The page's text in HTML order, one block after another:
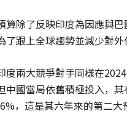
算除了反映印度為因應與
了跟上全球趨勢並減少對
度兩大競爭對手同樣在
中國當局依舊積極投入，
，這是其六年來的第二